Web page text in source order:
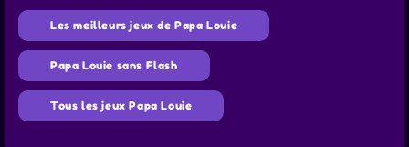
Les meilleurs jeux de Papa Louie
Papa Louie sans Flash
Tous les jeux Papa Louie